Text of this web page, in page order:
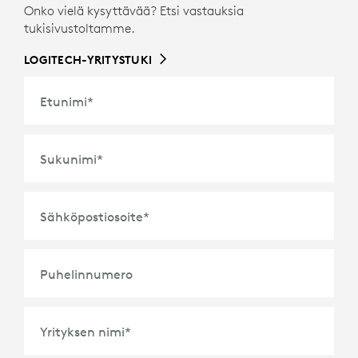
Onko vielä kysyttävää? Etsi vastauksia
tukisivustoltamme.
LOGITECH-YRITYSTUKI
Etunimi*
Sukunimi*
Sähköpostiosoite*
Puhelinnumero
Yrityksen nimi*